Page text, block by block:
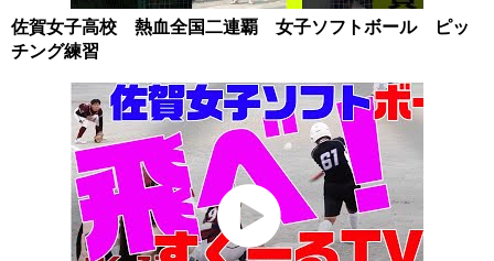
佐賀女子高校 熱血全国二連覇 女子ソフトボール ピッ
チング練習